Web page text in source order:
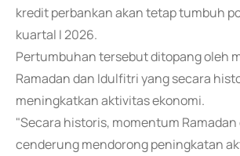
kredit perbankan akan tetap tumbuh
kuartal I 2026.
Pertumbuhan tersebut ditopang oleh
Ramadan dan Idulfitri yang secara
meningkatkan aktivitas ekonomi.
"Secara historis, momentum
cenderung mendorong peningkatan